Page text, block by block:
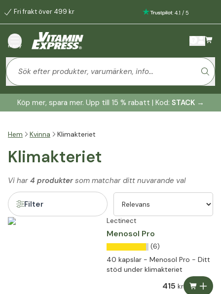
Fri frakt över 499 kr : 4.1 / 5
meny
Köp mer, spara mer. Upp till 15 % rabatt | Kod: STACK→
Hem Kvinna Klimakteriet
Klimakteriet
Vi har 4 produktersom matchar ditt nuvarande val
Filter
Lectinect
Menosol Pro
(6)
40 kapslar - Menosol Pro - Ditt
stöd under klimakteriet
415 kr